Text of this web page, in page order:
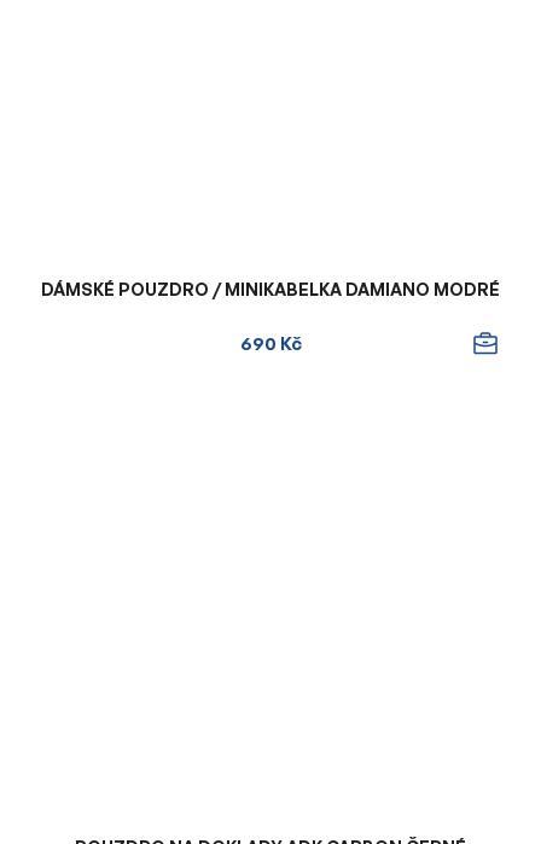
DÁMSKÉ POUZDRO / MINIKABELKA DAMIANO MODRÉ
690 Kč